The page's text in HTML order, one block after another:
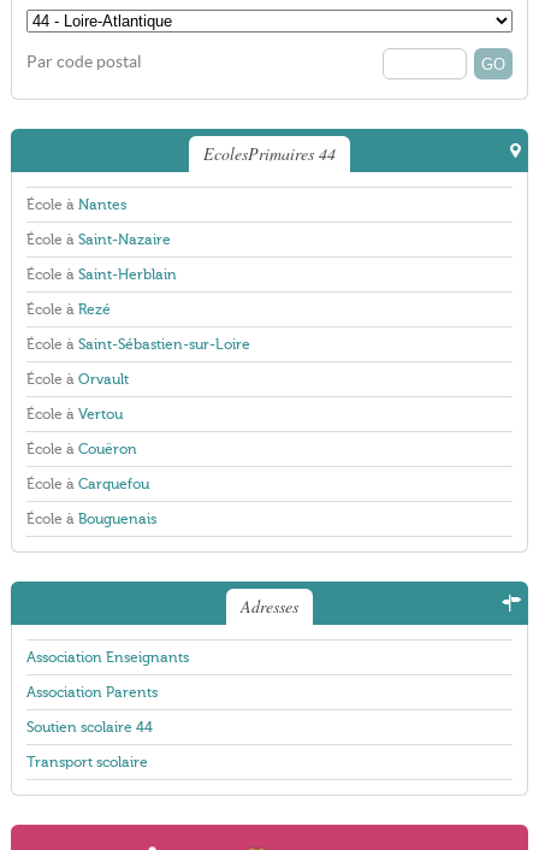
Par code postal
EcolesPrimaires 44
École à Nantes
École à Saint-Nazaire
École à Saint-Herblain
École à Rezé
École à Saint-Sébastien-sur-Loire
École à Orvault
École à Vertou
École à Couëron
École à Carquefou
École à Bouguenais
Adresses
Association Enseignants
Association Parents
Soutien scolaire 44
Transport scolaire